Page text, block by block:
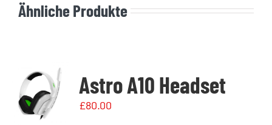
Ähnliche Produkte
Astro A10 Headset
£80.00